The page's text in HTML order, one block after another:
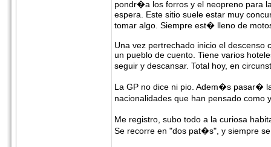
pondr�a los forros y el neopreno para
espera. Este sitio suele estar muy
tomar algo. Siempre est� lleno de
Una vez pertrechado inicio el descenso
un pueblo de cuento. Tiene varios
seguir y descansar. Total hoy, en
La GP no dice ni pio. Adem�s pasar�
nacionalidades que han pensado
Me registro, subo todo a la curiosa
Se recorre en "dos pat�s", y siempre